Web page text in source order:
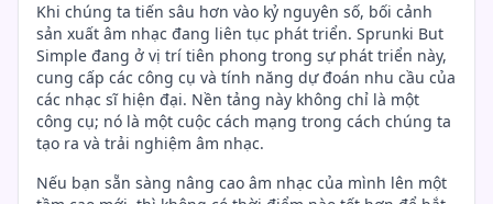
Khi chúng ta tiến sâu hơn vào kỷ nguyên số, bối cảnh
sản xuất âm nhạc đang liên tục phát triển. Sprunki But
Simple đang ở vị trí tiên phong trong sự phát triển này,
cung cấp các công cụ và tính năng dự đoán nhu cầu của
các nhạc sĩ hiện đại. Nền tảng này không chỉ là một
công cụ; nó là một cuộc cách mạng trong cách chúng ta
tạo ra và trải nghiệm âm nhạc.
Nếu bạn sẵn sàng nâng cao âm nhạc của mình lên một